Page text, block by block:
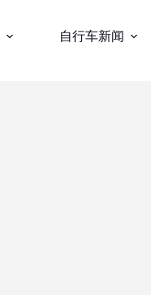
自行车新闻